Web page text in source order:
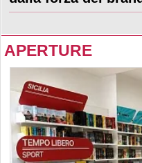
APERTURE